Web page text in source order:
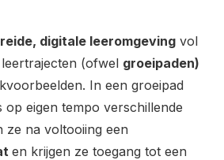
digitale leeromgeving vol
(ofwel groeipaden)
In een groeipad
eigen tempo verschillende
ze na voltooiing een
en krijgen ze toegang tot een